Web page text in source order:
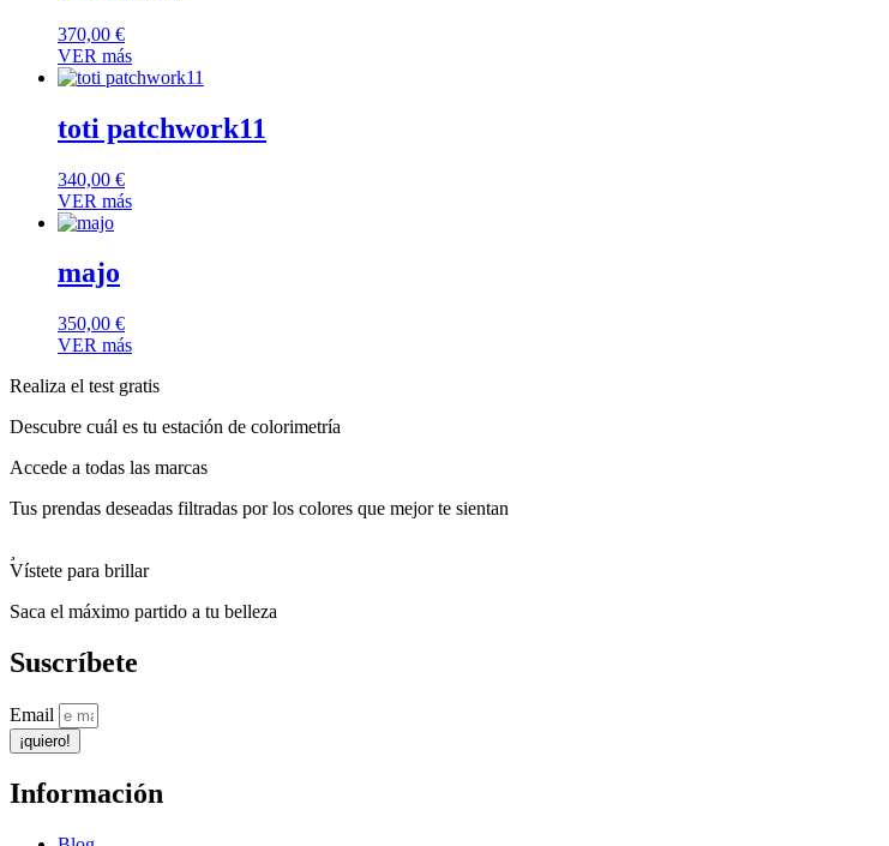
370,00 €
VER más
toti patchwork11
340,00 €
VER más
majo
350,00 €
VER más
Realiza el test gratis
Descubre cuál es tu estación de colorimetría
Accede a todas las marcas
Tus prendas deseadas filtradas por los colores que mejor te sientan
Vístete para brillar
Saca el máximo partido a tu belleza
Suscríbete
Email
¡quiero!
Información